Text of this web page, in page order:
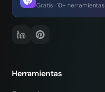
Gratis · 10+ herramientas
Herramientas